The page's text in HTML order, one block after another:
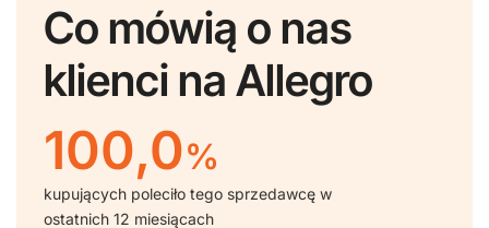
Co mówią o nas
klienci na Allegro
100,0%
kupujących poleciło tego sprzedawcę w
ostatnich 12 miesiącach